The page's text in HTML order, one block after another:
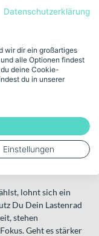
eigene
der Marke zeigt
gedacht ist.
unterstützen Dich
anzupassen
zu
lohnt sich ein
Du Dein Lastenrad
stehen
Geht es stärker
Datenschutzerklärung
wir dir ein großartiges
alle Optionen findest
deine Cookie-
du in unserer
Einstellungen